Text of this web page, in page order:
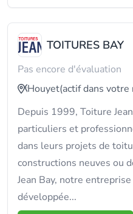
TOITURES BAY
Pas encore d'évaluation
Houyet(actif dans votre
Depuis 1999, Toiture
particuliers et
dans leurs projets de
constructions neuves ou
Jean Bay, notre
développée...